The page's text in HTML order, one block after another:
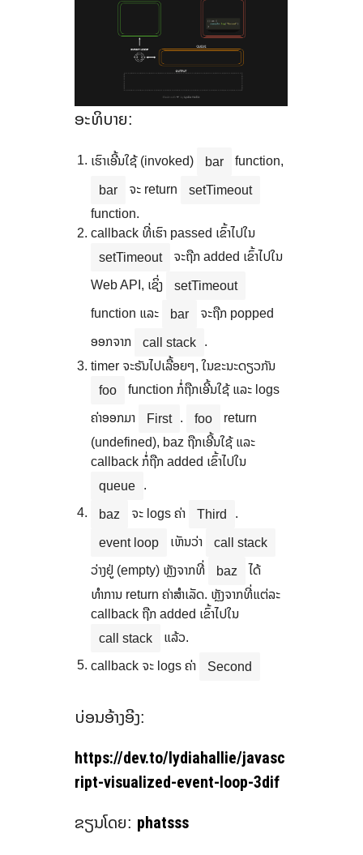
ອະທິບາຍ:
ເຮົາເອີ້ນໃຊ້ (invoked) bar function,
bar ຈະ return
setTimeout
function.
callback ທີ່ເຮົາ passed ເຂົ້າໄປໃນ
setTimeout
ຈະຖືກ added ເຂົ້າໄປໃນ
Web API, ເຊິ່ງ
setTimeout
function ແລະ
bar ຈະຖືກ popped
ອອກຈາກ call stack
timer ຈະຣັນໄປເລື້ອຍໆ, ໃນຂະນະດຽວກັນ
foo
function ກໍ່ຖືກເອີ້ນໃຊ້ ແລະ logs
ຄ່າອອກມາ First foo
return
(undefined), baz ຖືກເອີ້ນໃຊ້ ແລະ
callback ກໍ່ຖືກ added ເຂົ້າໄປໃນ
queue
baz ຈະ logs ຄ່າ Third
event loop ເຫັນວ່າ
call stack
ວ່າງຢູ່ (empty) ຫຼັງຈາກທີ່
baz
ໄດ້
ທຳການ return ຄ່າສຳເລັດ. ຫຼັງຈາກທີ່ແຕ່ລະ
callback ຖືກ added ເຂົ້າໄປໃນ
call stack
ແລ້ວ.
callback ຈະ logs ຄ່າ Second
ບ່ອນອ້າງອີງ:
https://dev.to/lydiahallie/javasc
ript-visualized-event-loop-3dif
ຂຽນໂດຍ: phatsss